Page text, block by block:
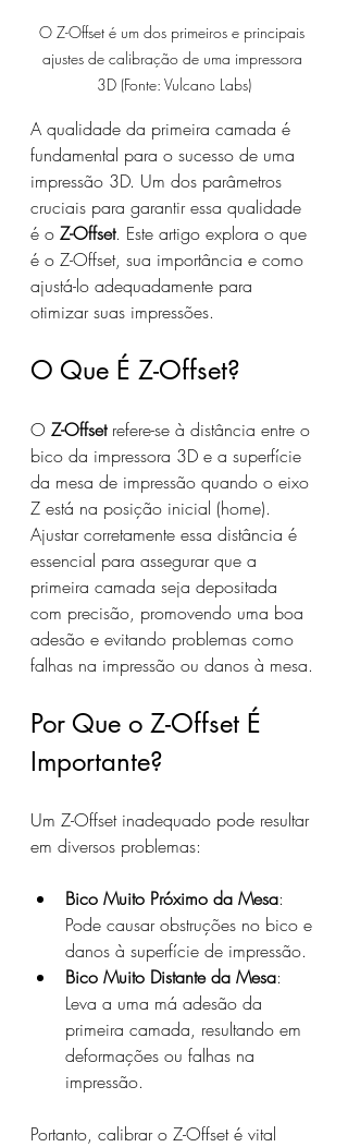
O Z-Offset é um dos primeiros e principais
ajustes de calibração de uma impressora
3D (Fonte: Vulcano Labs)
A qualidade da primeira camada é
fundamental para o sucesso de uma
impressão 3D. Um dos parâmetros
cruciais para garantir essa qualidade
é o Z-Offset. Este artigo explora o que
é o Z-Offset, sua importância e como
ajustá-lo adequadamente para
otimizar suas impressões.
O Que É Z-Offset?
O Z-Offset refere-se à distância entre o
bico da impressora 3D e a superfície
da mesa de impressão quando o eixo
Z está na posição inicial (home).
Ajustar corretamente essa distância é
essencial para assegurar que a
primeira camada seja depositada
com precisão, promovendo uma boa
adesão e evitando problemas como
falhas na impressão ou danos à mesa.
Por Que o Z-Offset É
Importante?
Um Z-Offset inadequado pode resultar
em diversos problemas:
Bico Muito Próximo da Mesa:
Pode causar obstruções no bico e
danos à superfície de impressão.
Bico Muito Distante da Mesa:
Leva a uma má adesão da
primeira camada, resultando em
deformações ou falhas na
impressão.
Portanto, calibrar o Z-Offset é vital